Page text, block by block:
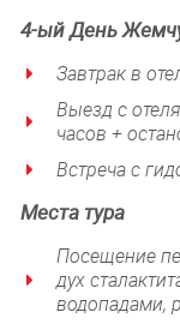
4-ыйДень
Завтрак в
Выезд с
часов +
Встреча с
Места тура
Посещение
дух
водопадами,